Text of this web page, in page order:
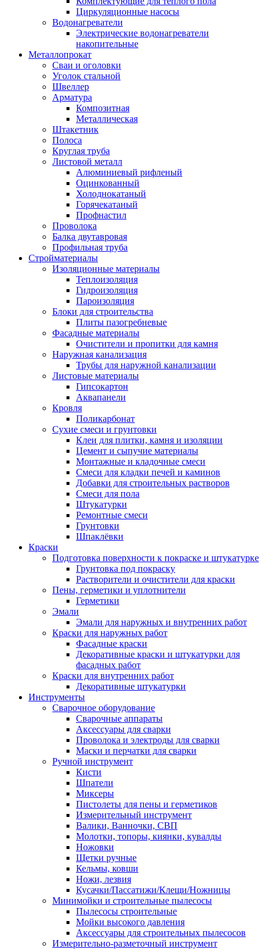
Циркуляционные насосы
Водонагреватели
Электрические водонагреватели
накопительные
Металлопрокат
Сваи и оголовки
Уголок стальной
Швеллер
Арматура
Композитная
Металлическая
Штакетник
Полоса
Круглая труба
Листовой металл
Алюминиевый рифленый
Оцинкованный
Холоднокатаный
Горячекатаный
Профнастил
Проволока
Балка двутавровая
Профильная труба
Стройматериалы
Изоляционные материалы
Теплоизоляция
Гидроизоляция
Пароизоляция
Блоки для строительства
Плиты пазогребневые
Фасадные материалы
Очистители и пропитки для камня
Наружная канализация
Трубы для наружной канализации
Листовые материалы
Гипсокартон
Аквапанели
Кровля
Поликарбонат
Сухие смеси и грунтовки
Клеи для плитки, камня и изоляции
Цемент и сыпучие материалы
Монтажные и кладочные смеси
Смеси для кладки печей и каминов
Добавки для строительных растворов
Смеси для пола
Штукатурки
Ремонтные смеси
Грунтовки
Шпаклёвки
Краски
Подготовка поверхности к покраске и штукатурке
Грунтовка под покраску
Растворители и очистители для краски
Пены, герметики и уплотнители
Герметики
Эмали
Эмали для наружных и внутренних работ
Краски для наружных работ
Фасадные краски
Декоративные краски и штукатурки для
фасадных работ
Краски для внутренних работ
Декоративные штукатурки
Инструменты
Сварочное оборудование
Сварочные аппараты
Аксессуары для сварки
Проволока и электроды для сварки
Маски и перчатки для сварки
Ручной инструмент
Кисти
Шпатели
Миксеры
Пистолеты для пены и герметиков
Измерительный инструмент
Валики, Ванночки, СВП
Молотки, топоры, киянки, кувалды
Ножовки
Щетки ручные
Кельмы, ковши
Ножи, лезвия
Кусачки/Пассатижи/Клещи/Ножницы
Минимойки и строительные пылесосы
Пылесосы строительные
Мойки высокого давления
Аксессуары для строительных пылесосов
Измерительно-разметочный инструмент